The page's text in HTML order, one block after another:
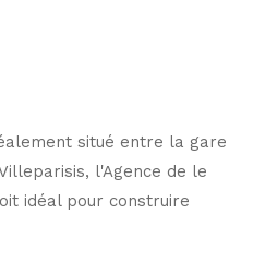
situé entre la gare
l'Agence de le
idéal pour construire